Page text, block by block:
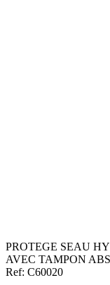
PROTEGE SEAU
AVEC TAMPON
Ref: C60020